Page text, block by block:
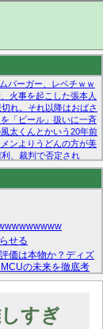
バーガー、レベチｗｗ
火事を起こした張本人
れ。それ以降はおばさ
「ビール」扱いに一斉
太くんとかいう20年前
ンよりうどんの方が美
、裁判で否定され
悲報】日本企業の人手不
せる
価は本物か？ディズ
の未来を徹底考
よ すぎ